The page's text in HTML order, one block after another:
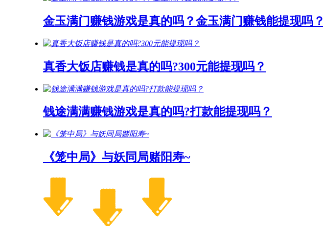
金玉满门赚钱游戏是真的吗？金玉满门赚钱能提现吗？
真香大饭店赚钱是真的吗?300元能提现吗？
钱途满满赚钱游戏是真的吗?打款能提现吗？
《笼中局》与妖同局赌阳寿~